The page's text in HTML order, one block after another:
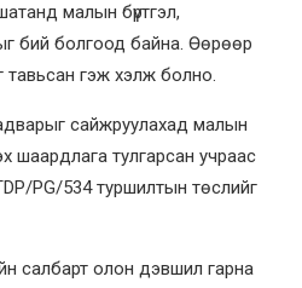
малын бүртгэл,
бий болгоод байна. Өөрөөр
тавьсан гэж хэлж болно.
сайжруулахад малын
шаардлага тулгарсан учраас
PG/534 туршилтын төслийг